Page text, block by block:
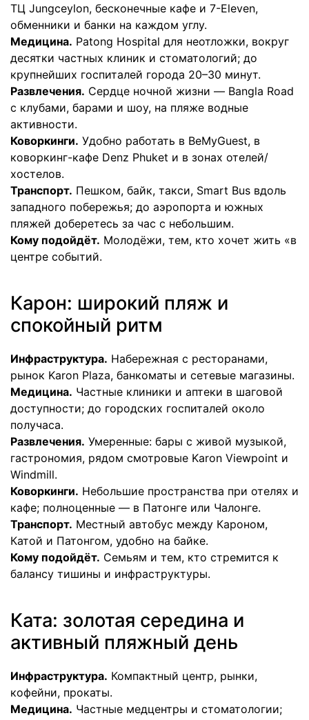
ТЦ Jungceylon, бесконечные кафе и 7-Eleven,
обменники и банки на каждом углу.
Медицина. Patong Hospital для неотложки, вокруг
десятки частных клиник и стоматологий; до
крупнейших госпиталей города 20–30 минут.
Развлечения. Сердце ночной жизни — Bangla Road
с клубами, барами и шоу, на пляже водные
активности.
Коворкинги. Удобно работать в BeMyGuest, в
коворкинг-кафе Denz Phuket и в зонах отелей/
хостелов.
Транспорт. Пешком, байк, такси, Smart Bus вдоль
западного побережья; до аэропорта и южных
пляжей доберетесь за час с небольшим.
Кому подойдёт. Молодёжи, тем, кто хочет жить «в
центре событий.
Карон: широкий пляж и
спокойный ритм
Инфраструктура. Набережная с ресторанами,
рынок Karon Plaza, банкоматы и сетевые магазины.
Медицина. Частные клиники и аптеки в шаговой
доступности; до городских госпиталей около
получаса.
Развлечения. Умеренные: бары с живой музыкой,
гастрономия, рядом смотровые Karon Viewpoint и
Windmill.
Коворкинги. Небольшие пространства при отелях и
кафе; полноценные — в Патонге или Чалонге.
Транспорт. Местный автобус между Кароном,
Катой и Патонгом, удобно на байке.
Кому подойдёт. Семьям и тем, кто стремится к
балансу тишины и инфраструктуры.
Ката: золотая середина и
активный пляжный день
Инфраструктура. Компактный центр, рынки,
кофейни, прокаты.
Медицина. Частные медцентры и стоматологии;